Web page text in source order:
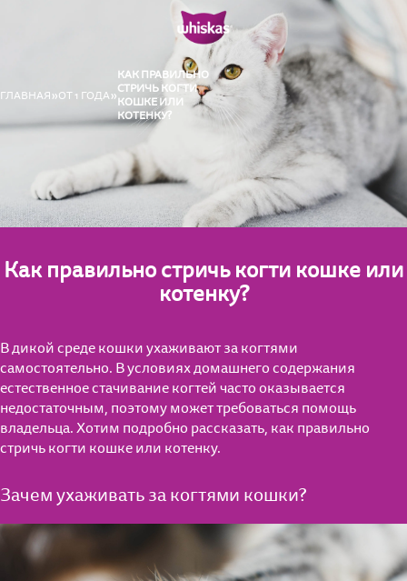
ГЛАВНАЯ ОТ 1 ГОДА
КАК ПРАВИЛЬНО
СТРИЧЬ КОГТИ
КОШКЕ ИЛИ
КОТЕНКУ?
Как правильно стричь когти кошке или
котенку?
В дикой среде кошки ухаживают за когтями
самостоятельно. В условиях домашнего содержания
естественное стачивание когтей часто оказывается
недостаточным, поэтому может требоваться помощь
владельца. Хотим подробно рассказать, как правильно
стричь когти кошке или котенку.
Зачем ухаживать за когтями кошки?